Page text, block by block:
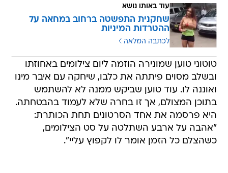
עוד באותו נושא
שחקנית התפשטה ברחוב במחאה על
ההטרדות המיניות
לכתבה המלאה
טוטוני טוען שמונירה הוזמה ליום צילומים באחוזתו
ובשלב מסוים פיתתה את כלבו, שיחקה עם איבר מינו
ואוננה לו. עוד טוען שביקש ממנה לא להשתמש
בתוכן המצולם, אך זו בחרה שלא לעמוד בהבטחתה.
היא פרסמה את אחד הסרטונים תחת הכותרת:
"אהבה על ארבע השתלטה על סט הצילומים,
כשהצלם כל הזמן אומר לו לקפוץ עליי".